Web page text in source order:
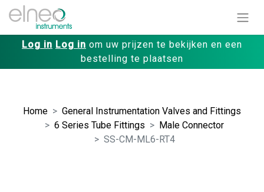
Log in Log in om uw prijzen te bekijken en een
bestelling te plaatsen
Home
General Instrumentation Valves and Fittings
6 Series Tube Fittings
Male Connector
SS-CM-ML6-RT4